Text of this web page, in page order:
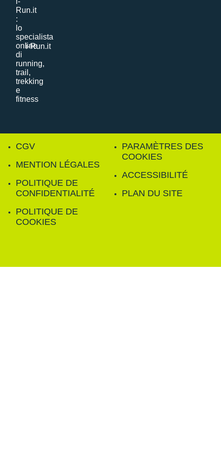
i-Run.it
CGV
MENTION LÉGALES
POLITIQUE DE
CONFIDENTIALITÉ
POLITIQUE DE
COOKIES
PARAMÈTRES DES
COOKIES
ACCESSIBILITÉ
PLAN DU SITE